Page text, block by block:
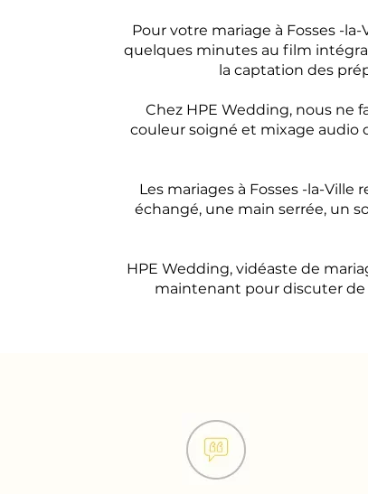
Pour votre mariage à Fosses -
quelques minutes au film
la captation des
Chez HPE Wedding, nous ne
couleur soigné et mixage audio
Les mariages à Fosses -la-
échangé, une main serrée, un
HPE Wedding, vidéaste de
maintenant pour discuter de